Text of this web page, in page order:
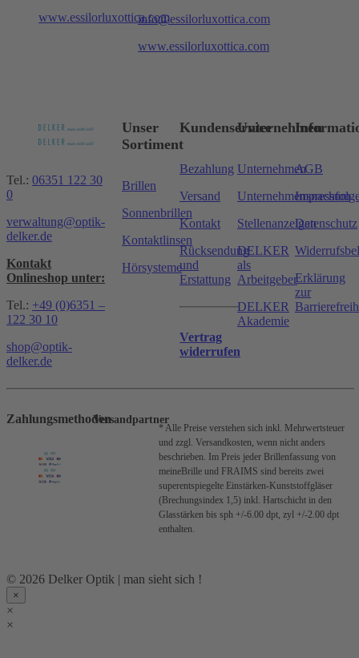
www.essilorluxottica.cominfo@essilorluxottica.com
www.essilorluxottica.com
Tel.: 06351 122 30
0
verwaltung@optik-
delker.de
Kontakt
Onlineshop unter:
Tel.: +49 (0)6351 –
122 30 10
shop@optik-
delker.de
Unser
Sortiment
Brillen
Sonnenbrillen
Kontaktlinsen
Hörsysteme
Kundenservice
Bezahlung
Versand
Kontakt
Rücksendung
und
Erstattung
Vertrag
widerrufen
Unternehmen
Unternehmen
Stellenanzeigen
DELKER
als
Arbeitgeber
DELKER
Akademie
AGB
Impressum
Datenschutz
Erklärung
zur
ZahlungsmethodenVersandpartner
* Alle Preise verstehen sich inkl. Mehrwertsteuer
und zzgl. Versandkosten, wenn nicht anders
beschrieben. Im Preis jeder Brillenfassung von
meineBrille und FRAIMS sind bereits zwei
superentspiegelte Einstärken-Kunststoffgläser
(Brechungsindex 1,5) inkl. Hartschicht in den
Glasstärken bis sph +/-6.00 dpt, zyl +/-2.00 dpt
enthalten.
© 2026 Delker Optik | man sieht sich !
×
×
×